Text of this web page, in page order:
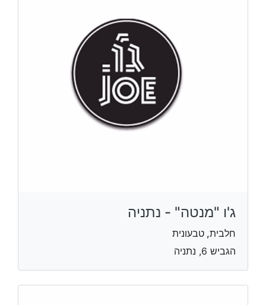
ג'ו "מנטה" - נתניה
חלבית, טבעונית
הגביש 6, נתניה